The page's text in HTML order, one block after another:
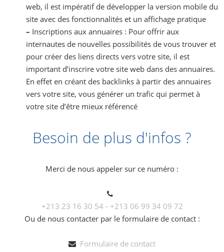
web, il est impératif de développer la version mobile du
site avec des fonctionnalités et un affichage pratique
– Inscriptions aux annuaires : Pour offrir aux
internautes de nouvelles possibilités de vous trouver et
pour créer des liens directs vers votre site, il est
important d’inscrire votre site web dans des annuaires.
En effet en créant des backlinks à partir des annuaires
vers votre site, vous générer un trafic qui permet à
votre site d’être mieux référencé
Besoin de plus d'infos ?
Merci de nous appeler sur ce numéro :
+213 23 16 30 54 - +213 06 99 34 09 72
Ou de nous contacter par le formulaire de contact :
Formulaire de contact